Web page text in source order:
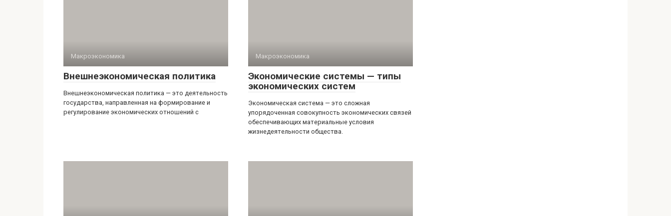
Макроэкономика
Внешнеэкономическая политика
Внешнеэкономическая политика — это деятельность
государства, направленная на формирование и
регулирование экономических отношений с
Макроэкономика
Экономические системы — типы
экономических систем
Экономическая система — это сложная
упорядоченная совокупность экономических связей
обеспечивающих материальные условия
жизнедеятельности общества.